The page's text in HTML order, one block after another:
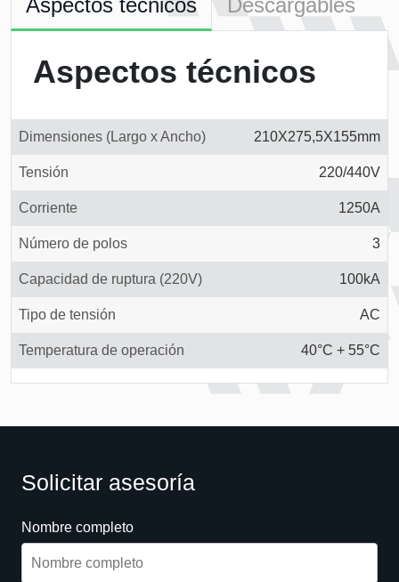
Aspectos técnicos Descargables
Aspectos técnicos
Dimensiones (Largo x Ancho) 210X275,5X155mm
Tensión 220/440V
Corriente 1250A
Número de polos 3
Capacidad de ruptura (220V) 100kA
Tipo de tensión AC
Temperatura de operación 40°C + 55°C
Solicitar asesoría
Nombre completo